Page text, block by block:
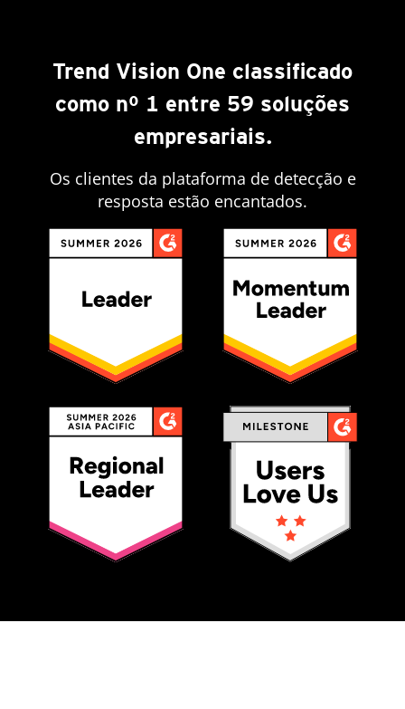
Trend Vision One classificado
como nº 1 entre 59 soluções
empresariais.
Os clientes da plataforma de detecção e
resposta estão encantados.